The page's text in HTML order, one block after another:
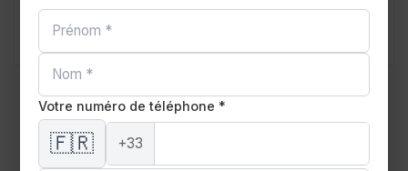
moreover de plus
furthermore
furthermore,
Votre numéro de téléphone *
🇫🇷 +33